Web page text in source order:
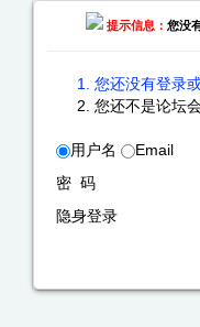
提示信息： 您没
您还没有登录
您还不是论坛
用户名
Email
密 码
隐身登录